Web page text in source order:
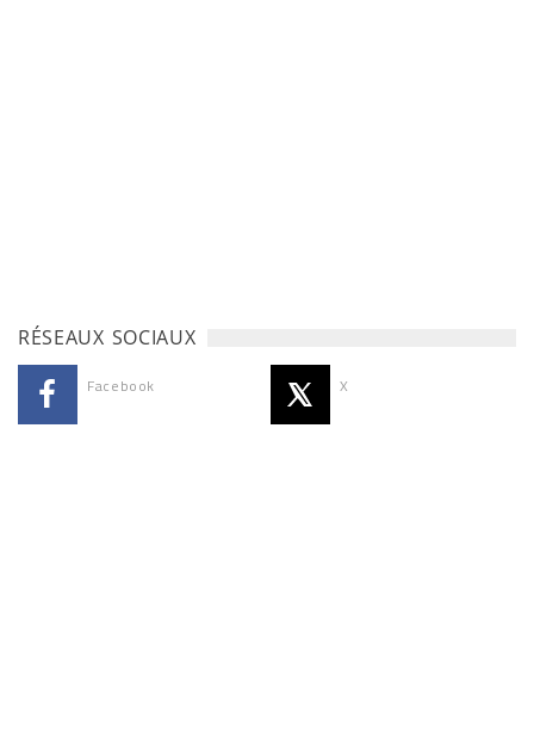
RÉSEAUX SOCIAUX
Facebook X